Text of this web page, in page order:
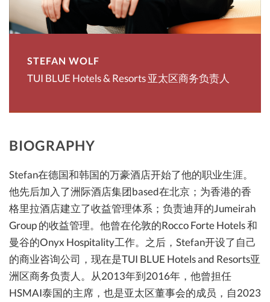
STEFAN WOLF
TUI BLUE Hotels & Resorts 亚太区商务负责人
BIOGRAPHY
Stefan在德国和韩国的万豪酒店开始了他的职业生涯。
他先后加入了洲际酒店集团based在北京；为香港的香
格里拉酒店建立了收益管理体系；负责迪拜的Jumeirah
Group 的收益管理。他曾在伦敦的Rocco Forte Hotels 和
曼谷的Onyx Hospitality工作。之后，Stefan开设了自己
的商业咨询公司，现在是TUI BLUE Hotels and Resorts亚
洲区商务负责人。从2013年到2016年，他曾担任
HSMAI泰国的主席，也是亚太区董事会的成员，自2023